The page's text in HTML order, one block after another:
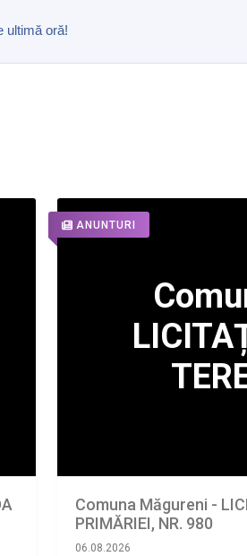
ultimă oră!
ANUNTURI
Comuna Măgureni -
PRIMĂRIEI, NR. 980
06.08.2026